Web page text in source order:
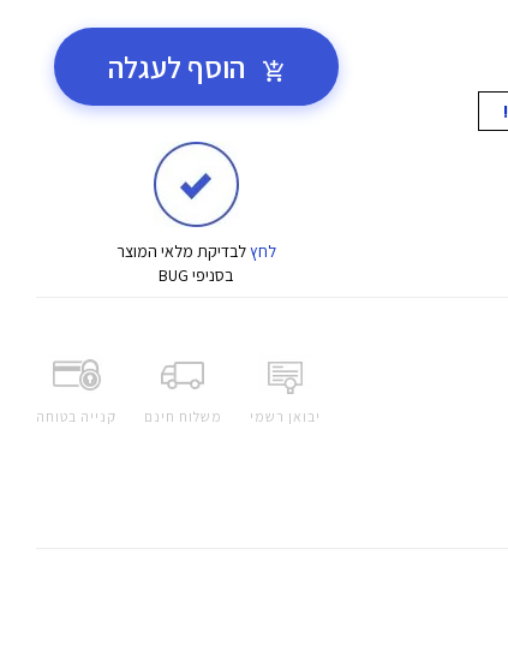
הוסף לעגלה
לחץלבדיקת מלאי המוצר
בסניפי BUG
יבואן רשמי משלוח חינם קנייה בטוחה